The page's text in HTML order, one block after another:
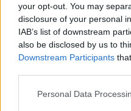
your opt-out. You may
disclosure of your personal
IAB’s list of downstream
also be disclosed by us to
Downstream Participants
Personal Data